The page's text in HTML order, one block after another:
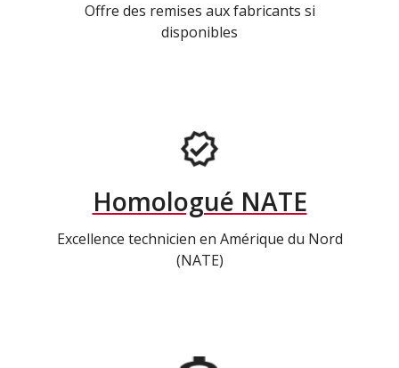
Offre des remises aux fabricants si
disponibles
Homologué NATE
Excellence technicien en Amérique du Nord
(NATE)